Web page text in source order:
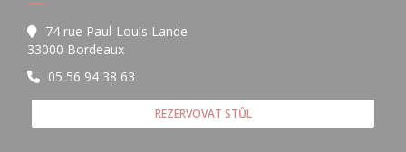
74 rue Paul-Louis Lande
33000 Bordeaux((otevře se v novém okně))
05 56 94 38 63
REZERVOVAT STŮL